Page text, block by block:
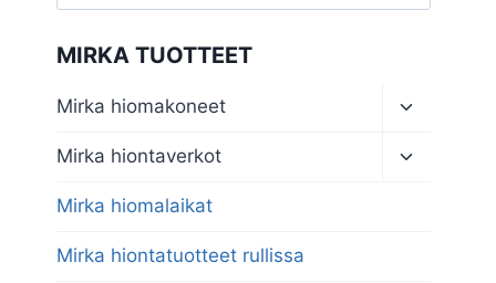
MIRKA TUOTTEET
Mirka hiomakoneet
Toggle
menu
Mirka hiontaverkot
Toggle
Mirka hiomalaikat
Mirka hiontatuotteet rullissa